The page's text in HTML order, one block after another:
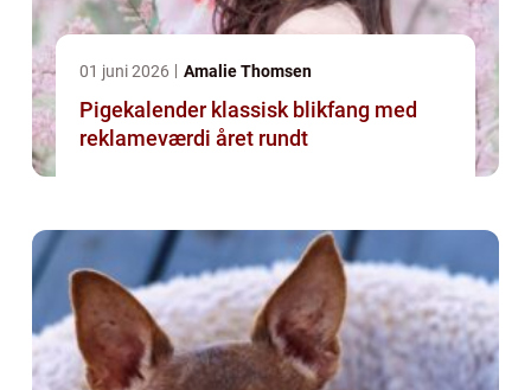
01 juni 2026 Amalie Thomsen
Pigekalender klassisk blikfang med
reklameværdi året rundt